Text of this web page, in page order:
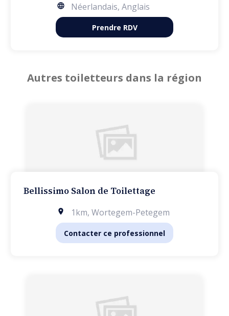
Néerlandais, Anglais
Prendre RDV
Autres toiletteurs dans la région
Bellissimo Salon de Toilettage
1km, Wortegem-Petegem
Contacter ce professionnel